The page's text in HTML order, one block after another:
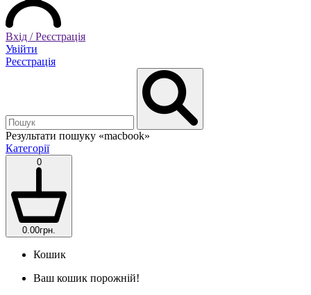
Вхід / Реєстрація
Увійти
Реєстрація
Результати пошуку «macbook»
Категорії
0
0.00грн.
Кошик
Ваш кошик порожній!